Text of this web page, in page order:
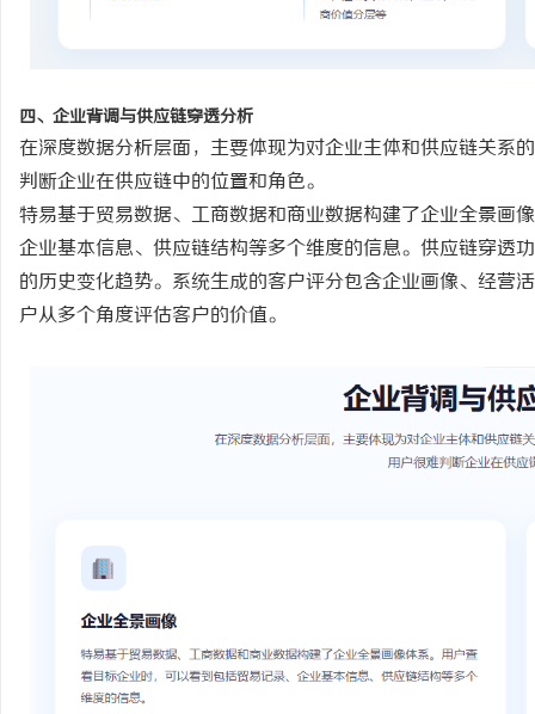
四、企业背调与供应链穿透分析
在深度数据分析层面，主要体现为对企业主体和供应链关系
判断企业在供应链中的位置和角色。
特易基于贸易数据、工商数据和商业数据构建了企业全景画
企业基本信息、供应链结构等多个维度的信息。供应链穿透
的历史变化趋势。系统生成的客户评分包含企业画像、经营
户从多个角度评估客户的价值。